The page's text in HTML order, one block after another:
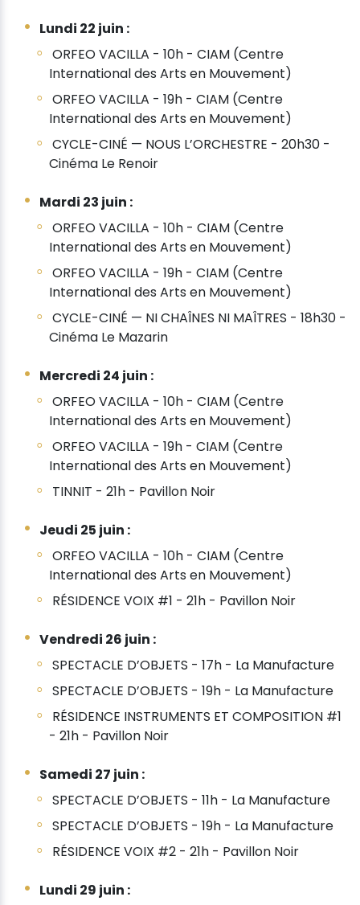
Lundi 22 juin :
ORFEO VACILLA - 10h - CIAM (Centre
International des Arts en Mouvement)
ORFEO VACILLA - 19h - CIAM (Centre
International des Arts en Mouvement)
CYCLE-CINÉ — NOUS L’ORCHESTRE - 20h30 -
Cinéma Le Renoir
Mardi 23 juin :
ORFEO VACILLA - 10h - CIAM (Centre
International des Arts en Mouvement)
ORFEO VACILLA - 19h - CIAM (Centre
International des Arts en Mouvement)
CYCLE-CINÉ — NI CHAÎNES NI MAÎTRES - 18h30 -
Cinéma Le Mazarin
Mercredi 24 juin :
ORFEO VACILLA - 10h - CIAM (Centre
International des Arts en Mouvement)
ORFEO VACILLA - 19h - CIAM (Centre
International des Arts en Mouvement)
TINNIT - 21h - Pavillon Noir
Jeudi 25 juin :
ORFEO VACILLA - 10h - CIAM (Centre
International des Arts en Mouvement)
RÉSIDENCE VOIX #1 - 21h - Pavillon Noir
Vendredi 26 juin :
SPECTACLE D’OBJETS - 17h - La Manufacture
SPECTACLE D’OBJETS - 19h - La Manufacture
RÉSIDENCE INSTRUMENTS ET COMPOSITION #1
- 21h - Pavillon Noir
Samedi 27 juin :
SPECTACLE D’OBJETS - 11h - La Manufacture
SPECTACLE D’OBJETS - 19h - La Manufacture
RÉSIDENCE VOIX #2 - 21h - Pavillon Noir
Lundi 29 juin :